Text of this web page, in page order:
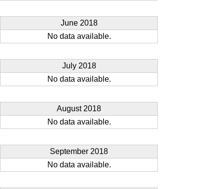
June 2018
No data available.
July 2018
No data available.
August 2018
No data available.
September 2018
No data available.